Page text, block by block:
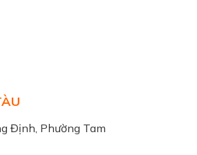
Định, Phường Tam